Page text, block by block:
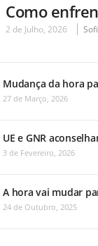
Como
2 de Julho, 2026
Mudança da hora
27 de Março, 2026
UE e GNR
3 de Fevereiro, 2026
A hora vai mudar
24 de Outubro, 2025